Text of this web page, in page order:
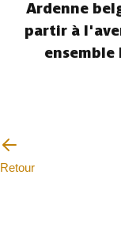
Ardenne
partir à
Retour